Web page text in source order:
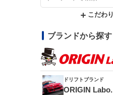
こだわ
ブランドから探す
ドリフトブランド
ORIGIN Labo.